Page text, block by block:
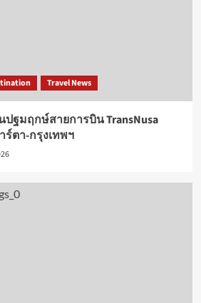
Travel News
ฐมฤกษ์สายการบิน TransNusa
ร์ตา-กรุงเทพฯ